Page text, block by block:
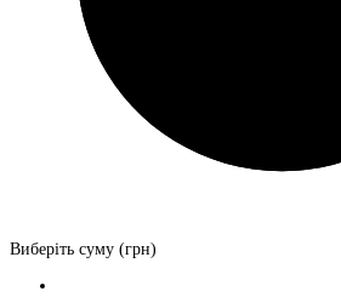
Виберіть суму (грн)